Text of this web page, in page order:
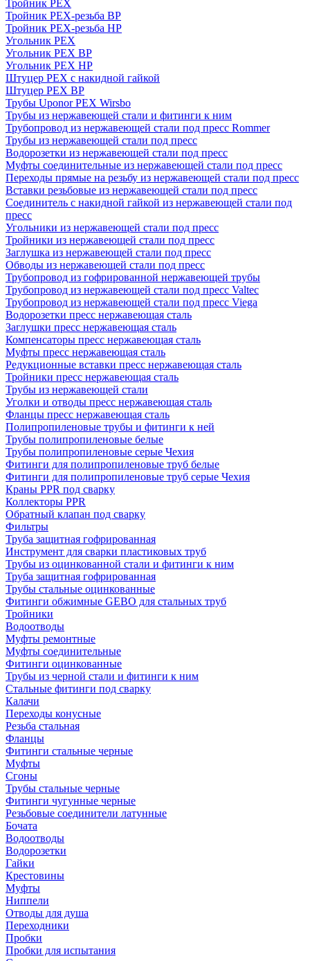
Тройник PEX
Тройник PEX-резьба ВР
Тройник PEX-резьба НР
Угольник PEX
Угольник PEX ВР
Угольник PEX НР
Штуцер PEX c накидной гайкой
Штуцер PEX ВР
Трубы Uponor PEX Wirsbo
Трубы из нержавеющей стали и фитинги к ним
Трубопровод из нержавеющей стали под пресс Rommer
Трубы из нержавеющей стали под пресс
Водорозетки из нержавеющей стали под пресс
Муфты соединительные из нержавеющей стали под пресс
Переходы прямые на резьбу из нержавеющей стали под пресс
Вставки резьбовые из нержавеющей стали под пресс
Соединитель с накидной гайкой из нержавеющей стали под
пресс
Угольники из нержавеющей стали под пресс
Тройники из нержавеющей стали под пресс
Заглушка из нержавеющей стали под пресс
Обводы из нержавеющей стали под пресс
Трубопровод из гофрированной нержавеющей трубы
Трубопровод из нержавеющей стали под пресс Valtec
Трубопровод из нержавеющей стали под пресс Viega
Водорозетки пресс нержавеющая сталь
Заглушки пресс нержавеющая сталь
Компенсаторы пресс нержавеющая сталь
Муфты пресс нержавеющая сталь
Редукционные вставки пресс нержавеющая сталь
Тройники пресс нержавеющая сталь
Трубы из нержавеющей стали
Уголки и отводы пресс нержавеющая сталь
Фланцы пресс нержавеющая сталь
Полипропиленовые трубы и фитинги к ней
Трубы полипропиленовые белые
Трубы полипропиленовые серые Чехия
Фитинги для полипропиленовые труб белые
Фитинги для полипропиленовые труб серые Чехия
Краны PPR под сварку
Коллекторы PPR
Обратный клапан под сварку
Фильтры
Труба защитная гофрированная
Инструмент для сварки пластиковых труб
Трубы из оцинкованной стали и фитинги к ним
Труба защитная гофрированная
Трубы стальные оцинкованные
Фитинги обжимные GEBO для стальных труб
Тройники
Водоотводы
Муфты ремонтные
Муфты соединительные
Фитинги оцинкованные
Трубы из черной стали и фитинги к ним
Стальные фитинги под сварку
Калачи
Переходы конусные
Резьба стальная
Фланцы
Фитинги стальные черные
Муфты
Сгоны
Трубы стальные черные
Фитинги чугунные черные
Резьбовые соединители латунные
Бочата
Водоотводы
Водорозетки
Гайки
Крестовины
Муфты
Ниппели
Отводы для душа
Переходники
Пробки
Пробки для испытания